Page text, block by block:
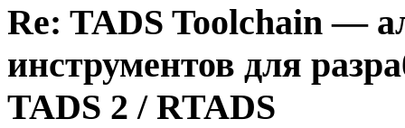
Re: TADS Toolchain —
инструментов для
TADS 2 / RTADS